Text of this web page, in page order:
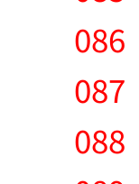
086
087
088